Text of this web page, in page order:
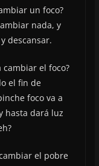
un foco?
nada, y
descansar.
cambiar el foco?
el fin de
foco va a
hasta dará luz
el pobre